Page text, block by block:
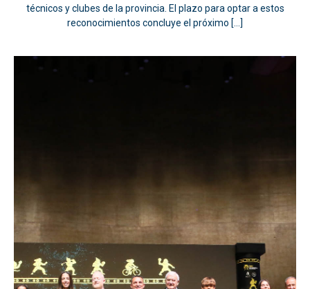
técnicos y clubes de la provincia. El plazo para optar a estos
reconocimientos concluye el próximo […]